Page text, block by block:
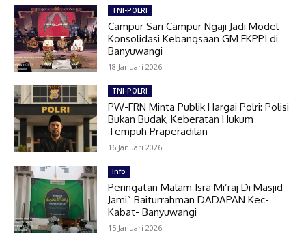
TNI-POLRI
Campur Sari Campur Ngaji Jadi Model
Konsolidasi Kebangsaan GM FKPPI di
Banyuwangi
18 Januari 2026
TNI-POLRI
PW-FRN Minta Publik Hargai Polri: Polisi
Bukan Budak, Keberatan Hukum
Tempuh Praperadilan
16 Januari 2026
Info
Peringatan Malam Isra Mi’raj Di Masjid
Jami” Baiturrahman DADAPAN Kec-
Kabat- Banyuwangi
15 Januari 2026